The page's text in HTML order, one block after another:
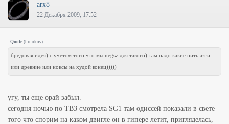
arx8
22 Декабря 2009, 17:52
Quote (himikos)
бредовая идея) с учетом того что мы negsz для такого) там надо какие нить азги
или древние или ноксы на худой конец)))))
угу, ты еще орай забыл.
сегодня ночью по ТВ3 смотрела SG1 там одиссей показали в свете
того что спорим на каком двигле он в гипере летит, пригляделась,